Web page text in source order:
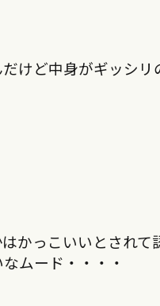
けど中身がギッシリ
かっこいいとされ
ムード・・・・